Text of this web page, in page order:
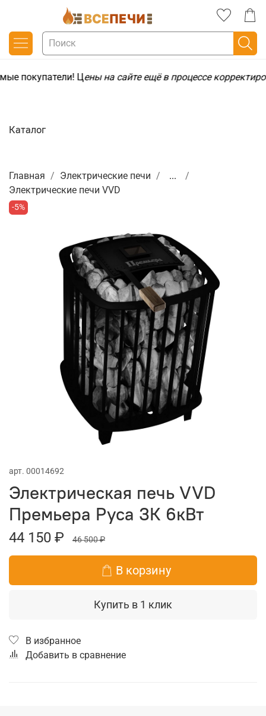
покупатели! Цены на сайте ещё в процессе
Главная Электрические печи
...
Электрические печи VVD
-5%
арт. 00014692
Электрическая печь VVD
Премьера Руса ЗК 6кВт
44 150 ₽ 46 500 ₽
В корзину
Купить в 1 клик
В избранное
Добавить в сравнение
Каталог